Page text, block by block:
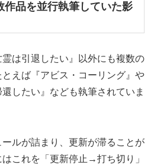
作品を並行執筆していた影
は引退したい』以外にも複数の
えば『アビス・コーリング』や
還したい』なども執筆されていま
ルが詰まり、更新が滞ることが
これを「更新停止→打ち切り」